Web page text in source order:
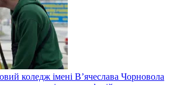
коледж імені В’ячеслава Чорновола